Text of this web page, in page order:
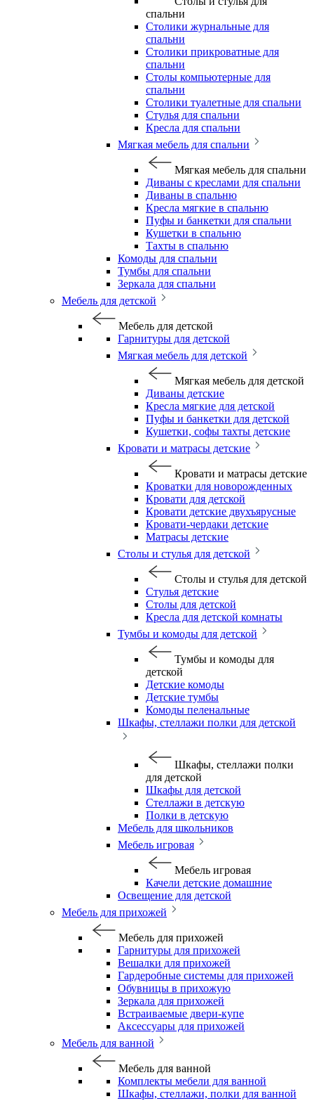
спальни
Столики журнальные для
спальни
Столики прикроватные для
спальни
Столы компьютерные для
спальни
Столики туалетные для спальни
Стулья для спальни
Кресла для спальни
Мягкая мебель для спальни
Мягкая мебель для спальни
Диваны с креслами для спальни
Диваны в спальню
Кресла мягкие в спальню
Пуфы и банкетки для спальни
Кушетки в спальню
Тахты в спальню
Комоды для спальни
Тумбы для спальни
Зеркала для спальни
Мебель для детской
Мебель для детской
Гарнитуры для детской
Мягкая мебель для детской
Мягкая мебель для детской
Диваны детские
Кресла мягкие для детской
Пуфы и банкетки для детской
Кушетки, софы тахты детские
Кровати и матрасы детские
Кровати и матрасы детские
Кроватки для новорожденных
Кровати для детской
Кровати детские двухъярусные
Кровати-чердаки детские
Матрасы детские
Столы и стулья для детской
Столы и стулья для детской
Стулья детские
Столы для детской
Кресла для детской комнаты
Тумбы и комоды для детской
Тумбы и комоды для
детской
Детские комоды
Детские тумбы
Комоды пеленальные
Шкафы, стеллажи полки для детской
Шкафы, стеллажи полки
для детской
Шкафы для детской
Стеллажи в детскую
Полки в детскую
Мебель для школьников
Мебель игровая
Мебель игровая
Качели детские домашние
Освещение для детской
Мебель для прихожей
Мебель для прихожей
Гарнитуры для прихожей
Вешалки для прихожей
Гардеробные системы для прихожей
Обувницы в прихожую
Зеркала для прихожей
Встраиваемые двери-купе
Аксессуары для прихожей
Мебель для ванной
Мебель для ванной
Комплекты мебели для ванной
Шкафы, стеллажи, полки для ванной